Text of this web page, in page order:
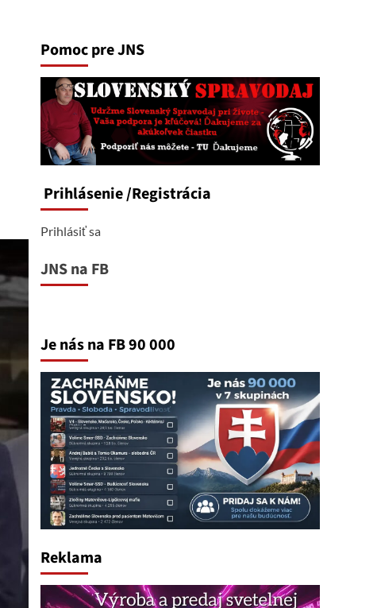
Pomoc pre JNS
Prihlásenie/Registrácia
Prihlásiť sa
JNS na FB
Je nás na FB 90 000
Reklama